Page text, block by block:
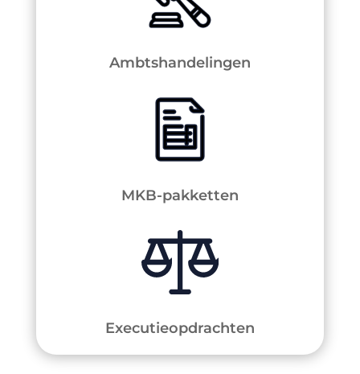
Ambtshandelingen
MKB-pakketten
Executieopdrachten